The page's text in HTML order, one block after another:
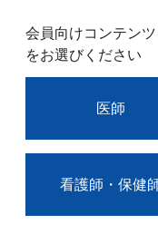
会員向けコンテン
をお選びください
医師
看護師・保健